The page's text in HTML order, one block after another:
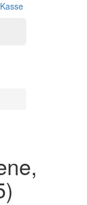
Kasse